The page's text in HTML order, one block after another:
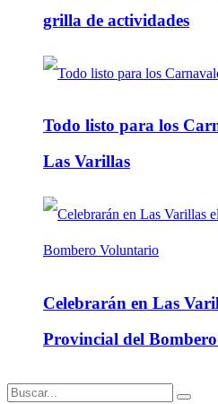
grilla de actividades
Todo listo para los
Las Varillas
Celebrarán en Las
Provincial del